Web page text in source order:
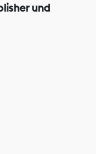
und